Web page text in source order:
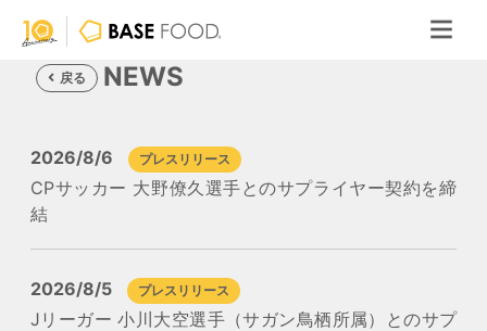
戻る NEWS
2026/8/6 プレスリリース
CPサッカー 大野僚久選手とのサプライヤー契約を締
結
2026/8/5 プレスリリース
Jリーガー 小川大空選手（サガン鳥栖所属）とのサプ